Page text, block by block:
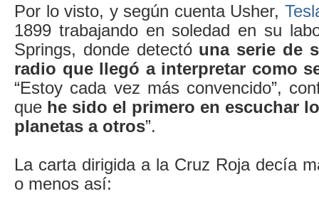
Por lo visto, y según cuenta Usher,
1899 trabajando en soledad en su
Springs, donde detectó una serie de
radio que llegó a interpretar como
“Estoy cada vez más convencido”,
que he sido el primero en escuchar
planetas a otros”.
La carta dirigida a la Cruz Roja decía
o menos así: